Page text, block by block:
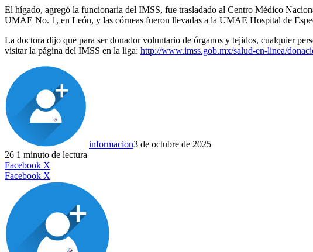
El hígado, agregó la funcionaria del IMSS, fue trasladado al Centro Médico
UMAE No. 1, en León, y las córneas fueron llevadas a la UMAE Hospital de
La doctora dijo que para ser donador voluntario de órganos y tejidos, cualquier
visitar la página del IMSS en la liga: http://www.imss.gob.mx/salud-en-linea/
informacion3 de octubre de 2025
26 1 minuto de lectura
Facebook X
Facebook X
por
electrónico